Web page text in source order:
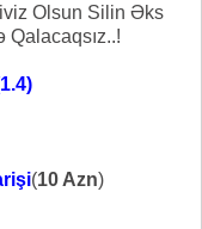
Olsun Silin Əks
(10 Azn)